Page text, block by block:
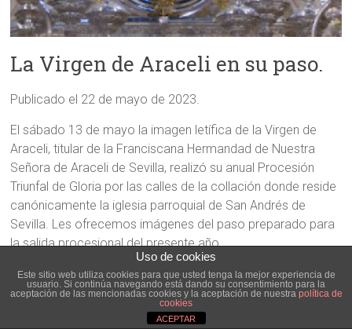
La Virgen de Araceli en su paso.
Publicado el 22 de mayo de 2023.
El sábado 13 de mayo la imagen letífica de la Virgen de
Araceli, titular de la Franciscana Hermandad de Nuestra
Señora de Araceli de Sevilla, realizó su anual Procesión
Triunfal de Gloria por las calles de la collación donde reside
canónicamente la iglesia parroquial de San Andrés de
Sevilla. Les ofrecemos imágenes del paso preparado para
la salida procesional del presente año.
Ir a Blog Morado para ver imagenes.
Uso de cookies
Este sitio web utiliza cookies para que usted tenga la mejor experiencia de
usuario. Si continúa navegando está dando su consentimiento para la
aceptación de las mencionadas cookies y la aceptación de nuestra política de
cookies
ACEPTAR